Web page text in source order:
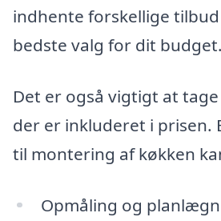
indhente forskellige
bedste valg for dit budget.
Det er også vigtigt at
der er inkluderet i prisen.
til montering af køkken
Opmåling og